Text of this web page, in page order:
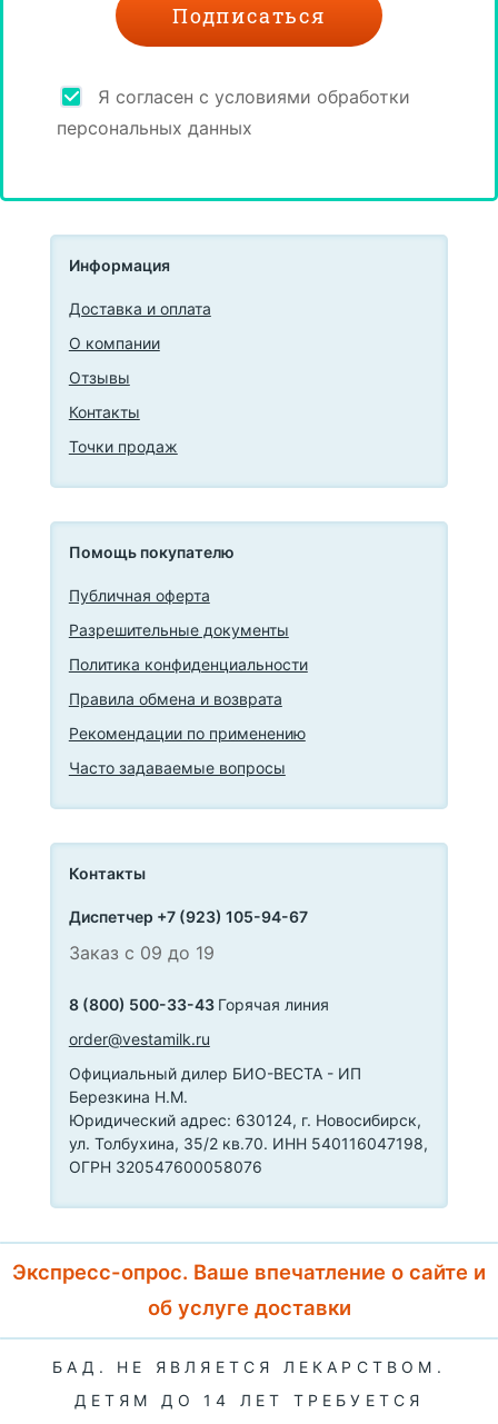
Я согласен с условиями обработки
персональных данных
Информация
Доставка и оплата
О компании
Отзывы
Контакты
Точки продаж
Помощь покупателю
Публичная оферта
Разрешительные документы
Политика конфиденциальности
Правила обмена и возврата
Рекомендации по применению
Часто задаваемые вопросы
Контакты
Диспетчер +7 (923) 105-94-67
Заказ с 09 до 19
8 (800) 500-33-43 Горячая линия
order@vestamilk.ru
Официальный дилер БИО-ВЕСТА - ИП
Березкина Н.М.
Юридический адрес: 630124, г. Новосибирск,
ул. Толбухина, 35/2 кв.70. ИНН 540116047198,
ОГРН 320547600058076
Экспресс-опрос. Ваше впечатление о сайте и
об услуге доставки
БАД. НЕ ЯВЛЯЕТСЯ ЛЕКАРСТВОМ.
ДЕТЯМ ДО 14 ЛЕТ ТРЕБУЕТСЯ